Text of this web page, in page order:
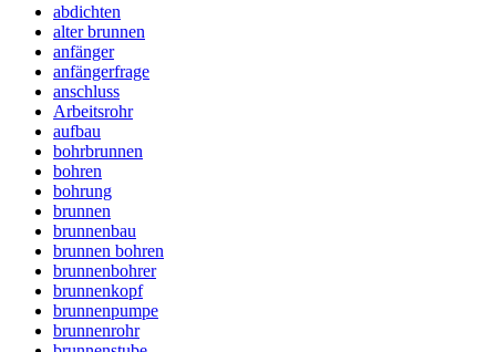
abdichten
alter brunnen
anfänger
anfängerfrage
anschluss
Arbeitsrohr
aufbau
bohrbrunnen
bohren
bohrung
brunnen
brunnenbau
brunnen bohren
brunnenbohrer
brunnenkopf
brunnenpumpe
brunnenrohr